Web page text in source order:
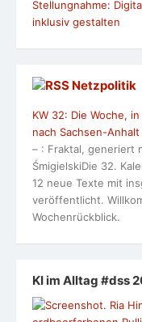
Stellungnahme:
inklusiv gestalten
Netzpolitik
KW 32: Die Woche,
nach Sachsen-
– : Fraktal, generiert
ŚmigielskiDie 32.
12 neue Texte mit
veröffentlicht.
Wochenrückblick.
KI im Alltag #dss